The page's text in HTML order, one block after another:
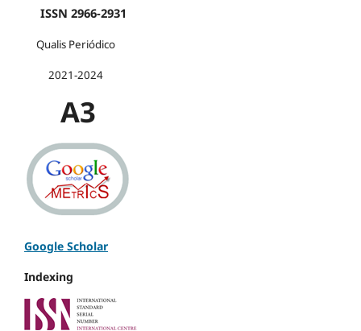
ISSN 2966-2931
Qualis Periódico
2021-2024
A3
Google Scholar
Indexing